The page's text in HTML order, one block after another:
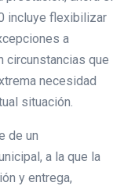
incluye flexibilizar
a
circunstancias que
necesidad
situación.
de un
a la que la
y entrega,